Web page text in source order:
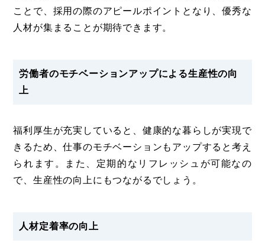
ことで、採用の際のアピールポイントとなり、優秀な
人材が集まることが期待できます。
労働者のモチベーションアップによる生産性の向
上
福利厚生が充実していると、健康的な暮らしが実現で
きるため、仕事のモチベーションもアップすると考え
られます。また、定期的なリフレッシュが可能なの
で、生産性の向上にもつながるでしょう。
人材定着率の向上